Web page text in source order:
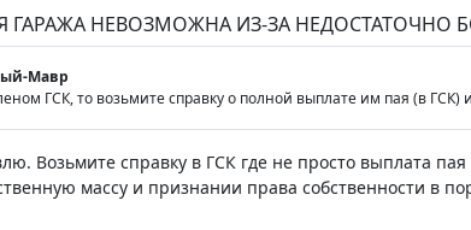
ГАРАЖА НЕВОЗМОЖНА ИЗ-ЗА НЕДОСТАТОЧНО
Мавр
ГСК, то возьмите справку о полной выплате им пая (в ГСК)
Возьмите справку в ГСК где не просто выплата
массу и признании права собственности в